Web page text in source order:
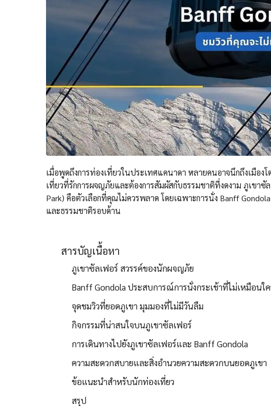
เมื่อพูดถึงการท่องเที่ยวในประเทศแคนาดา หลายคนอาจนึกถึงเมือ
เที่ยวที่รักการผจญภัยและต้องการสัมผัสกับธรรมชาติที่งดงาม ภูเข
Park) คือตัวเลือกที่คุณไม่ควรพลาด โดยเฉพาะการนั่ง Banff
และธรรมชาติรอบด้าน
สารบัญเนื้อหา
ภูเขาซัลเฟอร์ สวรรค์ของนักผจญภัย
Banff Gondola ประสบการณ์การนั่งกระเช้าที่ไม่เหมือนใ
จุดชมวิวที่ยอดภูเขา มุมมองที่ไม่มีวันลืม
กิจกรรมที่น่าสนใจบนภูเขาซัลเฟอร์
การเดินทางไปยังภูเขาซัลเฟอร์และ Banff Gondola
ความสะดวกสบายและสิ่งอำนวยความสะดวกบนยอดภูเขา
ข้อแนะนำสำหรับนักท่องเที่ยว
สรุป